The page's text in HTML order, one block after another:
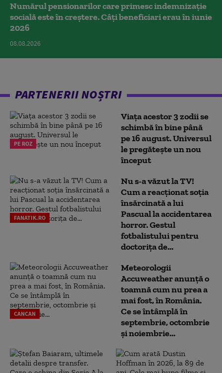
Numărul pensionarilor care primesc indemnizaţie
socială este în creștere. Câți beneficiari erau în iunie
2026
08.08.2026
PARTENERII NOȘTRI
PE ROZ
Viața acestor 3 zodii se
schimbă în bine până
pe 16 august. Universul
le pregătește un nou
început
FANATIK.RO
Nu s-a văzut la TV!
Cum a reacţionat soţia
însărcinată a lui
Pascual la accidentarea
horror. Gestul
fotbalistului pentru
doctoriţa de...
CANCAN
Meteorologii
Accuweather anunță o
toamnă cum nu prea a
mai fost, în România.
Ce se întâmplă în
septembrie, octombrie
și noiembrie...